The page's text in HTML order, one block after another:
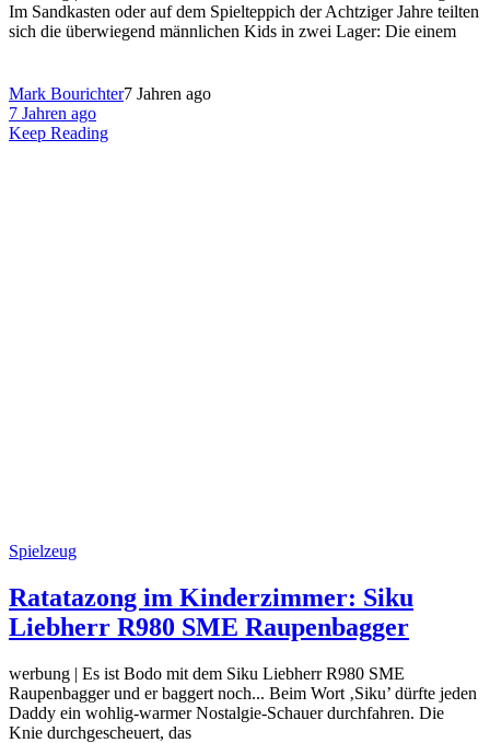
Im Sandkasten oder auf dem Spielteppich der Achtziger Jahre teilten
sich die überwiegend männlichen Kids in zwei Lager: Die einem
Mark Bourichter7 Jahren ago
7 Jahren ago
Keep Reading
Spielzeug
Ratatazong im Kinderzimmer: Siku
Liebherr R980 SME Raupenbagger
werbung | Es ist Bodo mit dem Siku Liebherr R980 SME
Raupenbagger und er baggert noch... Beim Wort ‚Siku’ dürfte jeden
Daddy ein wohlig-warmer Nostalgie-Schauer durchfahren. Die
Knie durchgescheuert, das